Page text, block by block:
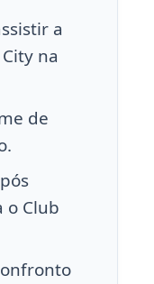
a
na
de
o Club